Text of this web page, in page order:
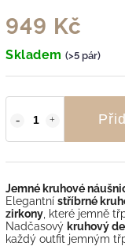
949 Kč
Skladem (>5 pár)
Jemné kruhové
Elegantní stříbrné
zirkony , které jemně
Nadčasový kruhový
každý outfit jemným